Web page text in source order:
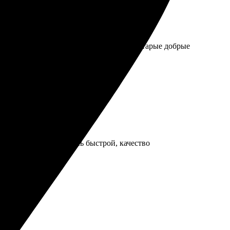
Качество привычное, как в старые добрые
Доставка оказалась быстрой, качество